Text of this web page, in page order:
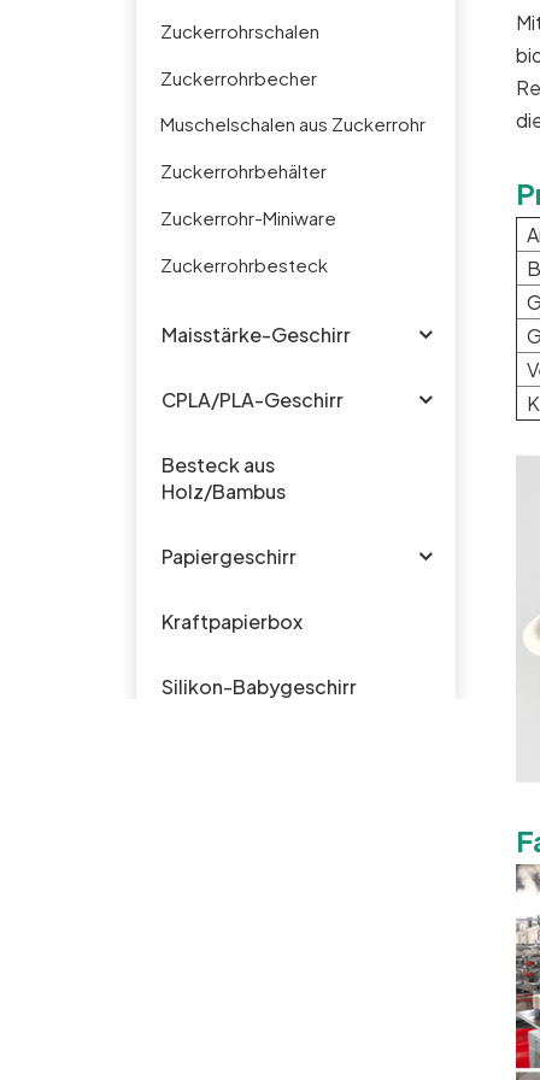
Zuckerrohrschalen
Zuckerrohrbecher
Muschelschalen aus Zuckerrohr
Zuckerrohrbehälter
Zuckerrohr-Miniware
Zuckerrohrbesteck
Maisstärke-Geschirr
CPLA/PLA-Geschirr
Besteck aus
Holz/Bambus
Papiergeschirr
Kraftpapierbox
Silikon-Babygeschirr